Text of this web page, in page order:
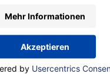
Mehr Informationen
Akzeptieren
by Usercentrics